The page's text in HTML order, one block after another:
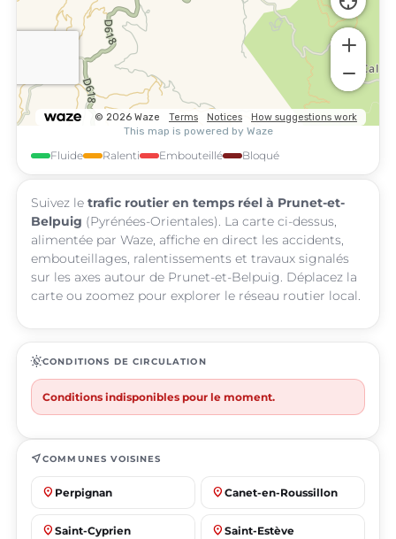
Fluide Ralenti Embouteillé Bloqué
Suivez le trafic routier en temps réel à Prunet-et-
Belpuig (Pyrénées-Orientales). La carte ci-dessus,
alimentée par Waze, affiche en direct les accidents,
embouteillages, ralentissements et travaux signalés
sur les axes autour de Prunet-et-Belpuig. Déplacez la
carte ou zoomez pour explorer le réseau routier local.
routineCONDITIONS DE CIRCULATION
Conditions indisponibles pour le moment.
near_meCOMMUNES VOISINES
place Perpignan place Canet-en-Roussillon
place Saint-Cyprien place Saint-Estève